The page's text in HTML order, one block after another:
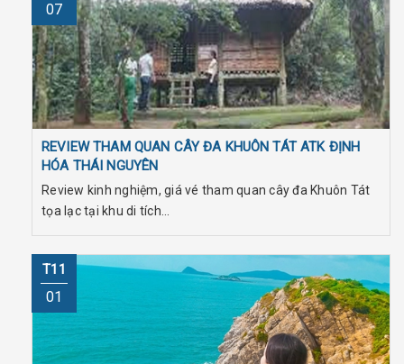
07
REVIEW THAM QUAN CÂY ĐA KHUÔN TÁT ATK ĐỊNH
HÓA THÁI NGUYÊN
Review kinh nghiệm, giá vé tham quan cây đa Khuôn Tát
tọa lạc tại khu di tích...
T11
01